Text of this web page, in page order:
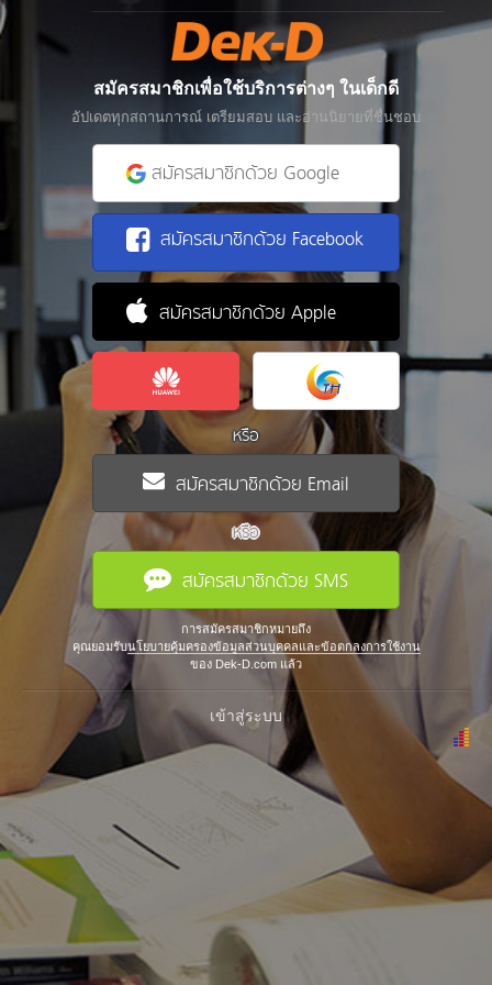
สมัครสมาชิกเพื่อใช้บริการต่างๆ ในเด็กดี
อัปเดตทุกสถานการณ์ เตรียมสอบ และอ่านนิยายที่ชื่นชอบ
สมัครสมาชิกด้วย Google
สมัครสมาชิกด้วย Facebook
สมัครสมาชิกด้วย Apple
หรือ
สมัครสมาชิกด้วย Email
หรือ
สมัครสมาชิกด้วย SMS
การสมัครสมาชิกหมายถึง
คุณยอมรับนโยบายคุ้มครองข้อมูลส่วนบุคคลและข้อตกลงการใช้งาน
ของ Dek-D.com แล้ว
เข้าสู่ระบบ